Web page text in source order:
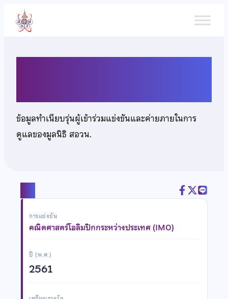
เนื้อหา
ข้อมูลทำเนียบรุ่นผู้เข้าร่วมแข่งขันและค่ายภายในการ
ดูแลของมูลนิธิ สอวน.
การแข่งขัน
คณิตศาสตร์โอลิมปิกกระหว่างประเทศ (IMO)
ปี (พ.ศ.)
2561